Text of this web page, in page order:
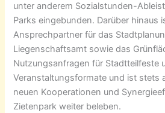
unter anderem Sozialstunden-
Parks eingebunden. Darüber hinaus
Ansprechpartner für das
Liegenschaftsamt sowie das
Nutzungsanfragen für Stadtteilfeste
Veranstaltungsformate und ist stets
neuen Kooperationen und
Zietenpark weiter beleben.